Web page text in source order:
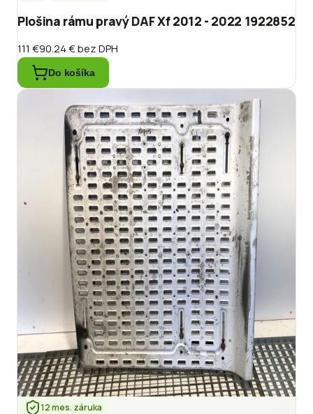
Plošina rámu pravý DAF Xf 2012 - 2022 1922852
111 €90.24 €bez DPH
Do košíka
12 mes. záruka